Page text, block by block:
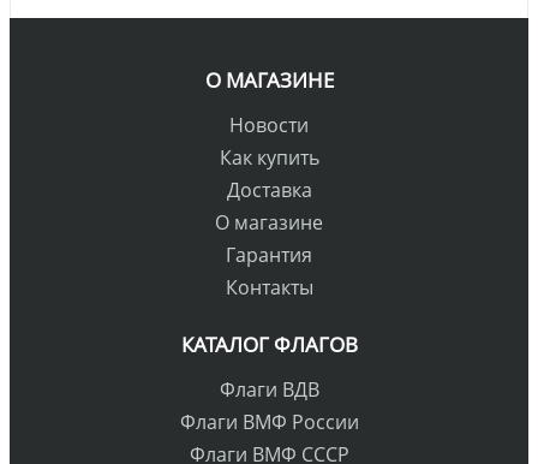
О МАГАЗИНЕ
Новости
Как купить
Доставка
О магазине
Гарантия
Контакты
КАТАЛОГ ФЛАГОВ
Флаги ВДВ
Флаги ВМФ России
Флаги ВМФ СССР